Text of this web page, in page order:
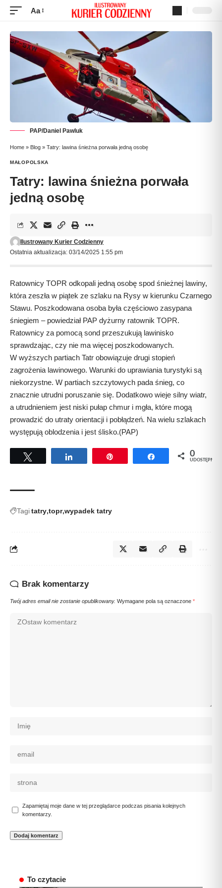
Aa
PAP/Daniel Pawluk
Home » Blog » Tatry: lawina śnieżna porwała jedną osobę
MAŁOPOLSKA
Tatry: lawina śnieżna porwała
jedną osobę
Ostatnia aktualizacja: 03/14/2025 1:55 pm
Ilustrowany Kurier Codzienny
Ratownicy TOPR odkopali jedną osobę spod śnieżnej lawiny,
która zeszła w piątek ze szlaku na Rysy w kierunku Czarnego
Stawu. Poszkodowana osoba była częściowo zasypana
śniegiem – powiedział PAP dyżurny ratownik TOPR.
Ratownicy za pomocą sond przeszukują lawinisko
sprawdzając, czy nie ma więcej poszkodowanych.
W wyższych partiach Tatr obowiązuje drugi stopień
zagrożenia lawinowego. Warunki do uprawiania turystyki są
niekorzystne. W partiach szczytowych pada śnieg, co
znacznie utrudni poruszanie się. Dodatkowo wieje silny wiatr,
a utrudnieniem jest niski pułap chmur i mgła, które mogą
prowadzić do utraty orientacji i pobłądzeń. Na wielu szlakach
występują oblodzenia i jest ślisko.(PAP)
Udostępnij Udostępnij
0
UDOSTĘPNIEŃ
Tagitatry topr wypadek tatry
Brak komentarzy
Twój adres email nie zostanie opublikowany. Wymagane pola są oznaczone *
Zapamiętaj moje dane w tej przeglądarce podczas pisania kolejnych
komentarzy.
To czytacie